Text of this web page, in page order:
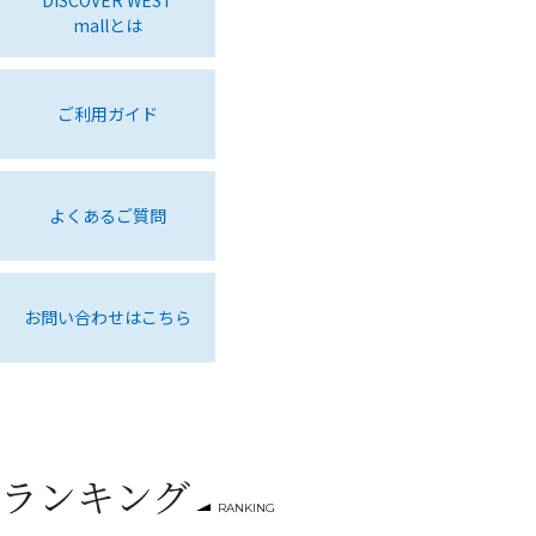
mallとは
ご利用ガイド
よくあるご質問
お問い合わせはこちら
ランキング RANKING